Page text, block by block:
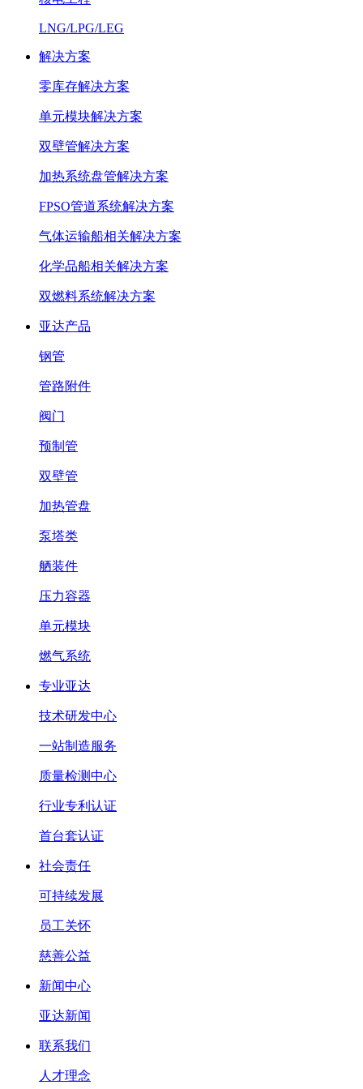
LNG/LPG/LEG
解决方案
零库存解决方案
单元模块解决方案
双壁管解决方案
加热系统盘管解决方案
FPSO管道系统解决方案
气体运输船相关解决方案
化学品船相关解决方案
双燃料系统解决方案
亚达产品
钢管
管路附件
阀门
预制管
双壁管
加热管盘
泵塔类
舾装件
压力容器
单元模块
燃气系统
专业亚达
技术研发中心
一站制造服务
质量检测中心
行业专利认证
首台套认证
社会责任
可持续发展
员工关怀
慈善公益
新闻中心
亚达新闻
联系我们
人才理念